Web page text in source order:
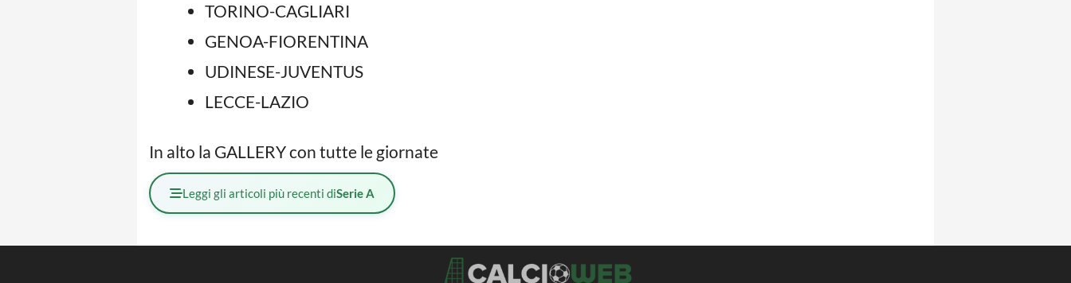
TORINO-CAGLIARI
GENOA-FIORENTINA
UDINESE-JUVENTUS
LECCE-LAZIO
In alto la GALLERY con tutte le giornate
Leggi gli articoli più recenti diSerie A